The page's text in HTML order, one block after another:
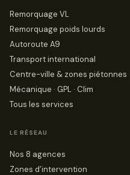
Remorquage VL
Remorquage poids lourds
Autoroute A9
Transport international
Centre-ville & zones piétonnes
Mécanique · GPL · Clim
Tous les services
LE RÉSEAU
Nos 8 agences
Zones d’intervention